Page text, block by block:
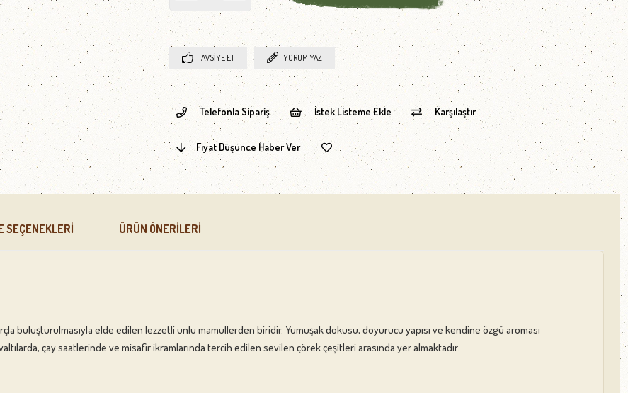
TAVSIYE ET YORUM YAZ
Telefonla Sipariş İstek Listeme Ekle Karşılaştır
Fiyat Düşünce Haber Ver
SEÇENEKLERI ÜRÜN ÖNERILERI
buluşturulmasıyla elde edilen lezzetli unlu mamullerden biridir. Yumuşak dokusu, doyurucu yapısı ve kendine özgü aroması
çay saatlerinde ve misafir ikramlarında tercih edilen sevilen çörek çeşitleri arasında yer almaktadır.